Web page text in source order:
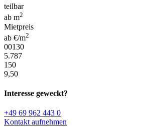
teilbar
ab m2
Mietpreis
ab €/m2
00130
5.787
150
9,50
Interesse geweckt?
+49 69 962 443 0
Kontakt aufnehmen